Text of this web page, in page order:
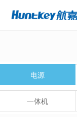
电源
一体机